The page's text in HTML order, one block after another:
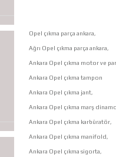
Opel çıkma parça ankara,
Ağrı Opel çıkma parça ankara,
Ankara Opel çıkma motor ve
Ankara Opel çıkma tampon
Ankara Opel çıkma jant,
Ankara Opel çıkma marş
Ankara Opel çıkma karbüratör,
Ankara Opel çıkma manifold,
Ankara Opel çıkma sigorta,